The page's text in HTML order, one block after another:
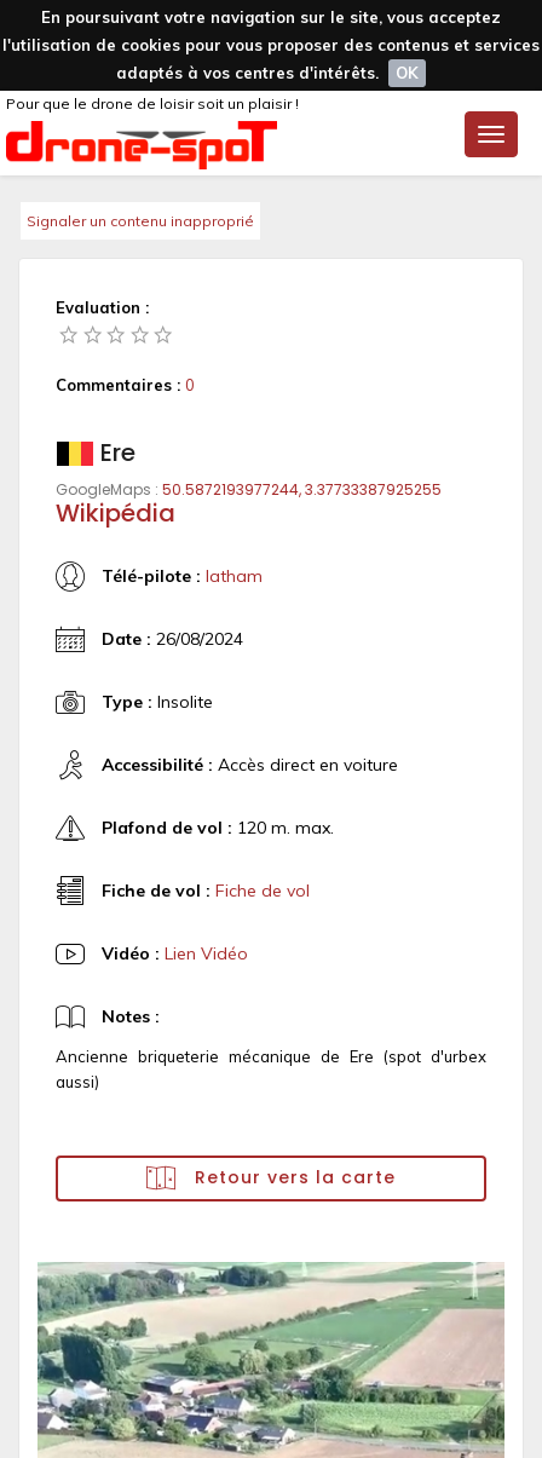
En poursuivant votre navigation sur le site, vous acceptez
l'utilisation de cookies pour vous proposer des contenus et services
adaptés à vos centres d'intérêts.
OK
Toggle
Pour que le drone de loisir soit un plaisir !
Signaler un contenu inapproprié
Evaluation :
Commentaires : 0
Ere
GoogleMaps : 50.5872193977244, 3.37733387925255
Wikipédia
Télé-pilote : latham
Date : 26/08/2024
Type : Insolite
Accessibilité : Accès direct en voiture
Plafond de vol : 120 m. max.
Fiche de vol : Fiche de vol
Vidéo : Lien Vidéo
Notes :
Ancienne briqueterie mécanique de Ere (spot d'urbex
aussi)
Retour vers la carte